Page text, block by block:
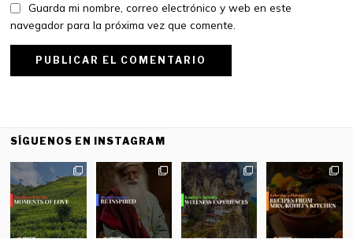
Guarda mi nombre, correo electrónico y web en este
navegador para la próxima vez que comente.
SÍGUENOS EN INSTAGRAM